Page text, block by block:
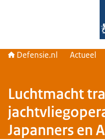
Defensie.nl Actueel
Luchtmacht
Japanners en